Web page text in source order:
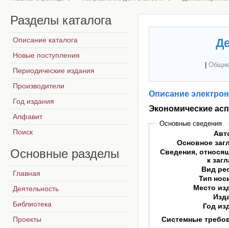
Описание
Экономические
Основные сведения
Основное
Сведения,
к
Вид
Тип
Место
Год
Системные
Разделы каталога
Описание каталога
Новые поступления
Периодические издания
Производители
Год издания
Алфавит
Поиск
Основные разделы
Главная
Деятельность
Библиотека
Проекты